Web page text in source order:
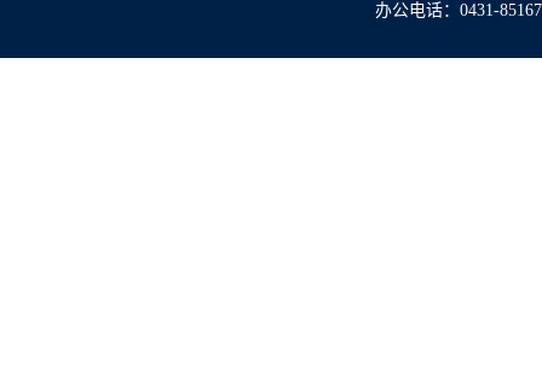
办公电话：0431-